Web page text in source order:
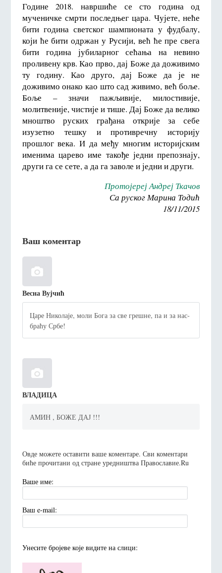
Године 2018. навршиће се сто година од
мученичке смрти последњег цара. Чујете, неће
бити година светског шампионата у фудбалу,
који ће бити одржан у Русији, већ ће пре свега
бити година јубиларног сећања на невино
проливену крв. Као прво, дај Боже да доживимо
ту годину. Као друго, дај Боже да је не
доживимо онако као што сад живимо, већ боље.
Боље – значи пажљивије, милостивије,
молитвеније, чистије и тише. Дај Боже да велико
мноштво руских грађана открије за себе
изузетно тешку и противречну историју
прошлог века. И да међу многим историјским
именима царево име такође једни препознају,
други га се сете, а да га заволе и једни и други.
Протојереј Андреј Ткачов
Са руског Марина Тодић
18/11/2015
Ваш коментар
Весна Вујчић
Царе Николаје, моли Бога за све грешне, па и за нас-
браћу Србе!
ВЛАДИЦА
АМИН , БОЖЕ ДАЈ !!!
Овде можете оставити ваше коментаре. Сви коментари
биће прочитани од стране уредништва Православие.Ru
Ваше име:
Ваш e-mail:
Унесите броjеве коjе видите на слици: